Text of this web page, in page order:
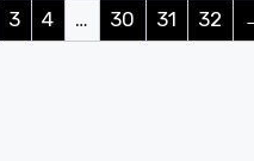
3 4 … 30 31 32